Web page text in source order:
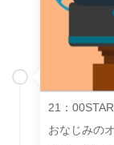
21：
おなじみの